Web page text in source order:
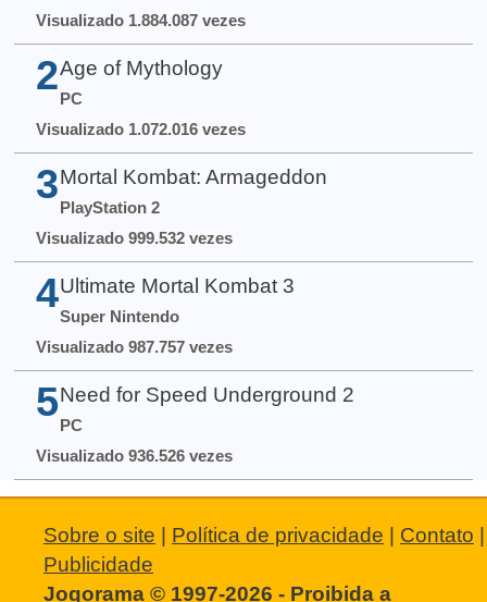
Visualizado 1.884.087 vezes
2 Age of Mythology
PC
Visualizado 1.072.016 vezes
3 Mortal Kombat: Armageddon
PlayStation 2
Visualizado 999.532 vezes
4 Ultimate Mortal Kombat 3
Super Nintendo
Visualizado 987.757 vezes
5 Need for Speed Underground 2
PC
Visualizado 936.526 vezes
Sobre o site | Política de privacidade | Contato |
Publicidade
Jogorama © 1997-2026 - Proibida a